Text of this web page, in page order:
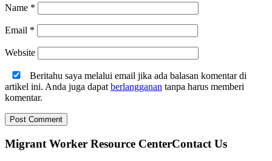
Name *
Email *
Website
Beritahu saya melalui email jika ada balasan komentar di
artikel ini. Anda juga dapat berlangganan tanpa harus memberi
komentar.
Migrant Worker Resource CenterContact Us